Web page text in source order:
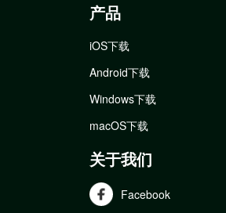
产品
iOS下载
Android下载
Windows下载
macOS下载
关于我们
Facebook